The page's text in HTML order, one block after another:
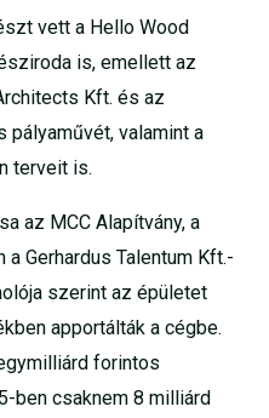
vett a Hello Wood
is, emellett az
Kft. és az
pályaművét, valamint a
terveit is.
az MCC Alapítvány, a
Gerhardus Talentum Kft.-
szerint az épületet
apportálták a cégbe.
forintos
ben csaknem 8 milliárd